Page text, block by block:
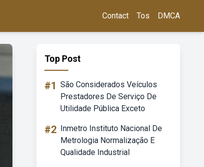
Contact Tos DMCA
Top Post
#1 São Considerados Veículos
Prestadores De Serviço De
Utilidade Pública Exceto
#2 Inmetro Instituto Nacional De
Metrologia Normalização E
Qualidade Industrial